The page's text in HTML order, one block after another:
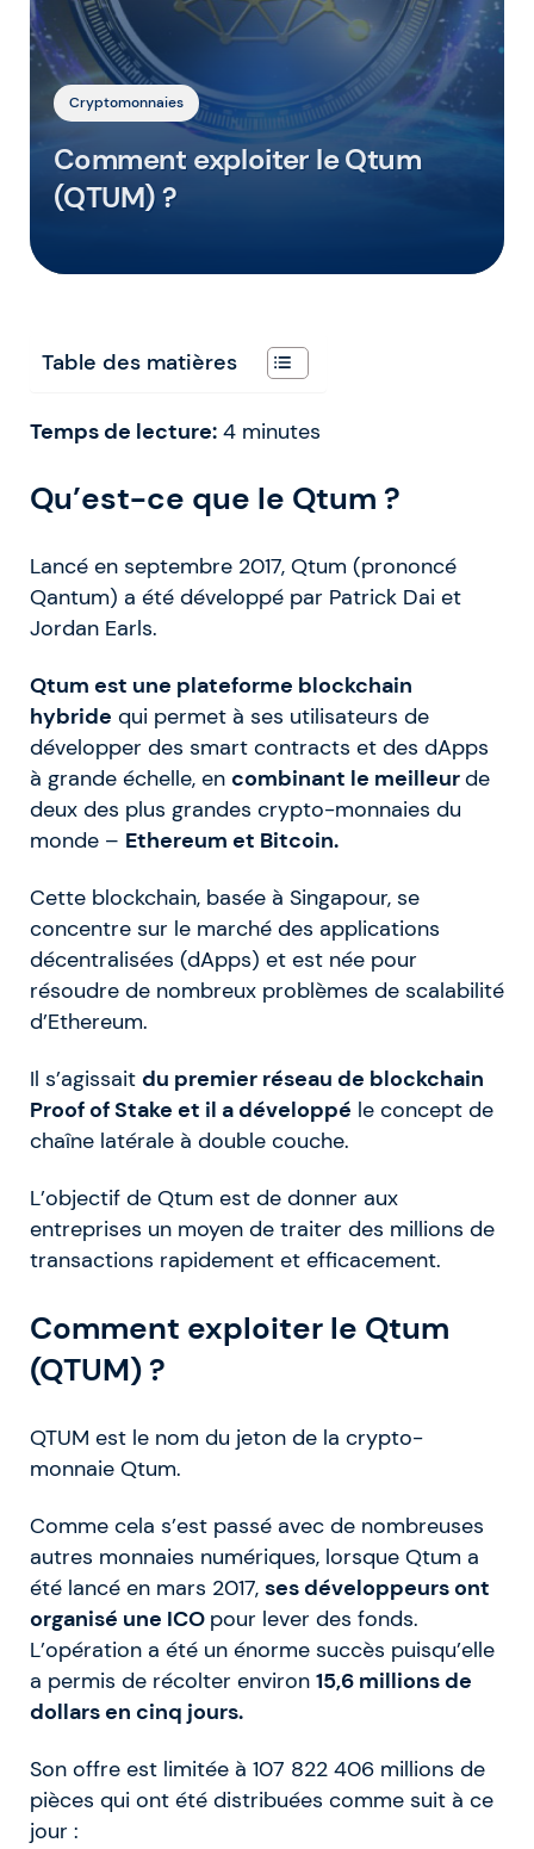
Cryptomonnaies
Comment exploiter le Qtum
(QTUM) ?
Table des matières
Temps de lecture: 4 minutes
Qu’est-ce que le Qtum ?
Lancé en septembre 2017, Qtum (prononcé
Qantum) a été développé par Patrick Dai et
Jordan Earls.
Qtum est une plateforme blockchain
hybride qui permet à ses utilisateurs de
développer des smart contracts et des dApps
à grande échelle, en combinant le meilleurde
deux des plus grandes crypto-monnaies du
monde – Ethereum et Bitcoin.
Cette blockchain, basée à Singapour, se
concentre sur le marché des applications
décentralisées (dApps) et est née pour
résoudre de nombreux problèmes de scalabilité
d’Ethereum.
Il s’agissait du premier réseau de blockchain
Proof of Stake et il a développé le concept de
chaîne latérale à double couche.
L’objectif de Qtum est de donner aux
entreprises un moyen de traiter des millions de
transactions rapidement et efficacement.
Comment exploiter le Qtum
(QTUM) ?
QTUM est le nom du jeton de la crypto-
monnaie Qtum.
Comme cela s’est passé avec de nombreuses
autres monnaies numériques, lorsque Qtum a
été lancé en mars 2017, ses développeurs ont
organisé une ICO pour lever des fonds.
L’opération a été un énorme succès puisqu’elle
a permis de récolter environ 15,6 millions de
dollars en cinq jours.
Son offre est limitée à 107 822 406 millions de
pièces qui ont été distribuées comme suit à ce
jour :